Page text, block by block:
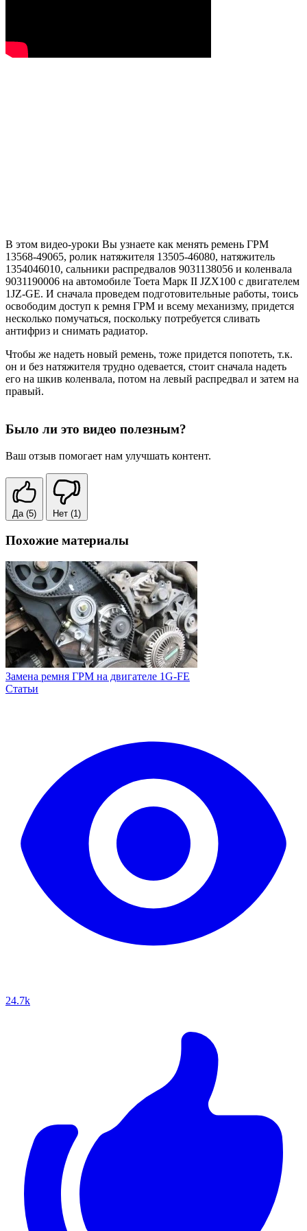
В этом видео-уроки Вы узнаете как менять ремень ГРМ
13568-49065, ролик натяжителя 13505-46080, натяжитель
1354046010, сальники распредвалов 9031138056 и коленвала
9031190006 на автомобиле Тоета Марк II JZX100 с двигателем
1JZ-GE. И сначала проведем подготовительные работы, тоись
освободим доступ к ремня ГРМ и всему механизму, придется
несколько помучаться, поскольку потребуется сливать
антифриз и снимать радиатор.
Чтобы же надеть новый ремень, тоже придется попотеть, т.к.
он и без натяжителя трудно одевается, стоит сначала надеть
его на шкив коленвала, потом на левый распредвал и затем на
правый.
Было ли это видео полезным?
Ваш отзыв помогает нам улучшать контент.
Да (5) Нет (1)
Похожие материалы
Замена ремня ГРМ на двигателе 1G-FE
Статьи
24.7k